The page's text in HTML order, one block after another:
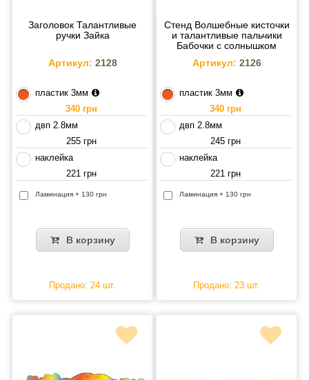
Заголовок Талантливые
ручки Зайка
Артикул: 2128
пластик 3мм
340 грн
двп 2.8мм
255 грн
наклейка
221 грн
Ламинация + 130 грн
В корзину
Продано: 24 шт.
Стенд Волшебные кисточки
и талантливые пальчики
Бабочки с солнышком
Артикул: 2126
пластик 3мм
340 грн
двп 2.8мм
245 грн
наклейка
221 грн
Ламинация + 130 грн
В корзину
Продано: 23 шт.